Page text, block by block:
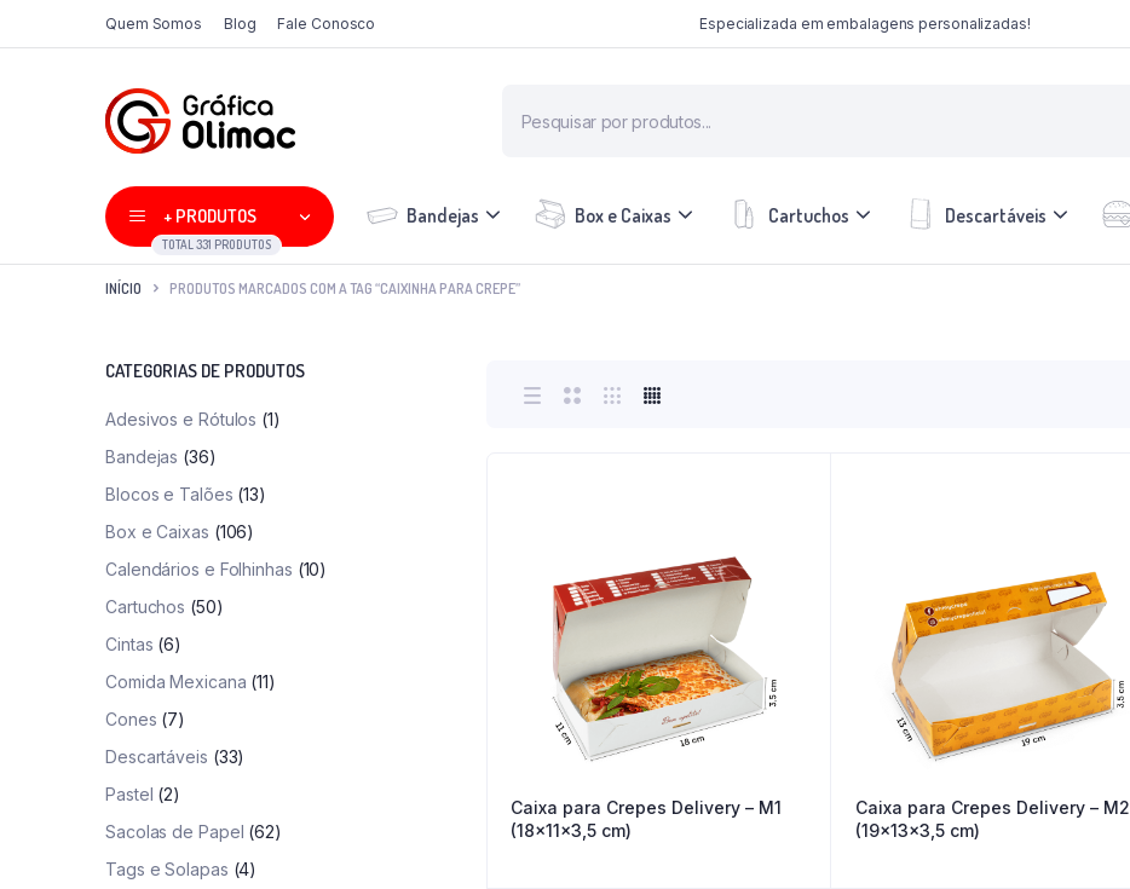
Quem Somos Blog Fale Conosco Especializada em embalagens personalizadas!
+ PRODUTOS
TOTAL 331 PRODUTOS
Bandejas Box e Caixas Cartuchos Descartáveis
INÍCIO PRODUTOS MARCADOS COM A TAG “CAIXINHA PARA CREPE”
Caixa para Crepes Delivery – M1
(18x11x3,5 cm)
Caixa para Crepes Delivery – M2
(19x13x3,5 cm)
CATEGORIAS DE PRODUTOS
Adesivos e Rótulos (1)
Bandejas (36)
Blocos e Talões (13)
Box e Caixas (106)
Calendários e Folhinhas (10)
Cartuchos (50)
Cintas (6)
Comida Mexicana (11)
Cones (7)
Descartáveis (33)
Pastel (2)
Sacolas de Papel (62)
Tags e Solapas (4)